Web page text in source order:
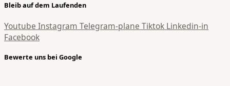
Bleib auf dem Laufenden
Youtube Instagram Telegram-plane Tiktok Linkedin-in
Facebook
Bewerte uns bei Google